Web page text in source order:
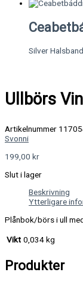
Silver Halsband
Ullbörs
Artikelnummer
Svonni
199,00 kr
Slut i lager
Beskrivning
Ytterligare
Plånbok/börs i ull
Vikt 0,034 kg
Produkter